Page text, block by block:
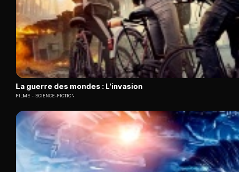
La guerre des mondes : L'invasion
FILMS SCIENCE-FICTION